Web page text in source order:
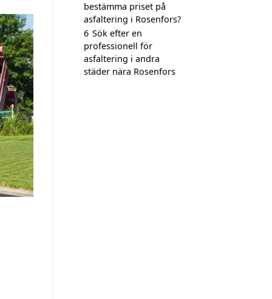
bestämma priset på
asfaltering i Rosenfors?
6 Sök efter en
professionell för
asfaltering i andra
städer nära Rosenfors